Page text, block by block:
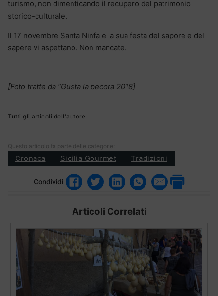
turismo, non dimenticando il recupero del patrimonio
storico-culturale.
Il 17 novembre Santa Ninfa e la sua festa del sapore e del
sapere vi aspettano. Non mancate.
[Foto tratte da “Gusta la pecora 2018]
Tutti gli articoli dell'autore
Questo articolo fa parte delle categorie:
Cronaca Sicilia Gourmet Tradizioni
Condividi
Articoli Correlati